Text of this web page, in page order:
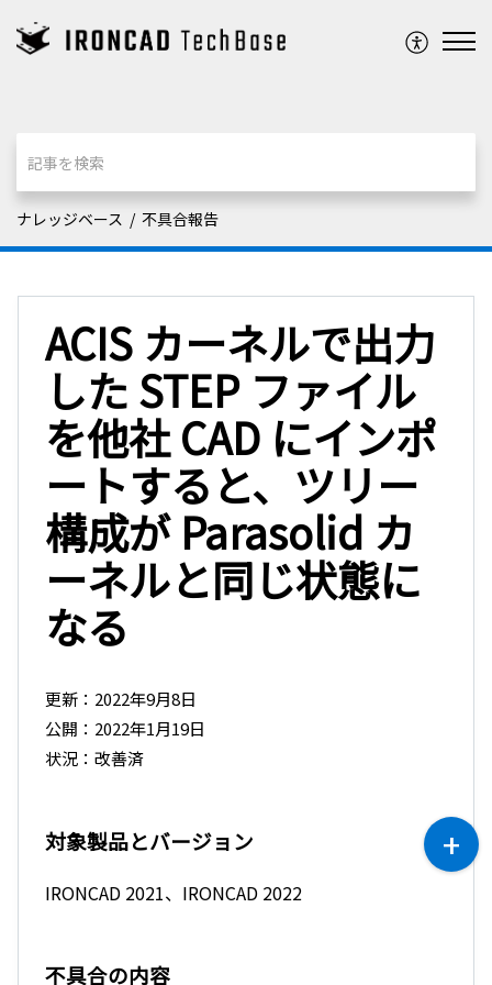
ナレッジベース 不具合報告
ACIS カーネルで出力
した STEP ファイル
を他社 CAD にインポ
ートすると、ツリー
構成が Parasolid カ
ーネルと同じ状態に
なる
更新：2022年9月8日
公開：2022年1月19日
状況：改善済
対象製品とバージョン
IRONCAD 2021、IRONCAD 2022
不具合の内容